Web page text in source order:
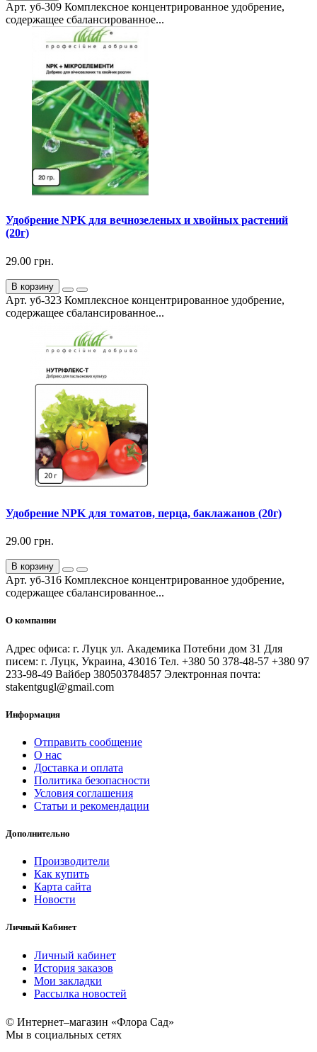
Арт. уб-309 Комплексное концентрированное удобрение,
содержащее сбалансированное...
Удобрение NPK для вечнозеленых и хвойных растений
(20г)
29.00 грн.
В корзину
Арт. уб-323 Комплексное концентрированное удобрение,
содержащее сбалансированное...
Удобрение NPK для томатов, перца, баклажанов (20г)
29.00 грн.
В корзину
Арт. уб-316 Комплексное концентрированное удобрение,
содержащее сбалансированное...
О компании
Адрес офиса: г. Луцк ул. Академика Потебни дом 31 Для
писем: г. Луцк, Украина, 43016 Тел. +380 50 378-48-57 +380 97
233-98-49 Вайбер 380503784857 Электронная почта:
stakentgugl@gmail.com
Информация
Отправить сообщение
О нас
Доставка и оплата
Политика безопасности
Условия соглашения
Статьи и рекомендации
Дополнительно
Производители
Как купить
Карта сайта
Новости
Личный Кабинет
Личный кабинет
История заказов
Мои закладки
Рассылка новостей
© Интернет–магазин «Флора Сад»
Мы в социальных сетях